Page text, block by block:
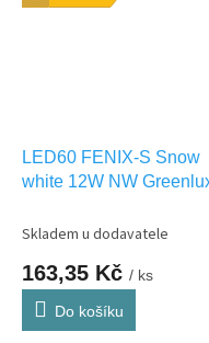
LED60 FENIX-S Snow
white 12W NW
Skladem u dodavatele
163,35 Kč / ks
Do košíku